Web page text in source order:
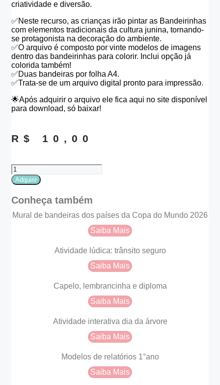
criatividade e diversão.
✅️Neste recurso, as crianças irão pintar as Bandeirinhas
com elementos tradicionais da cultura junina, tornando-
se protagonista na decoração do ambiente.
✅️O arquivo é composto por vinte modelos de imagens
dentro das bandeirinhas para colorir. Inclui opção já
colorida também!
✅️Duas bandeiras por folha A4.
✅️Trata-se de um arquivo digital pronto para impressão.
🌟Após adquirir o arquivo ele fica aqui no site disponível
para download, só baixar!
R$ 10,00
Oficina
de
bandeirinhas
junina
quantidade
Adquirir
Conheça também
Mural de bandeiras dos países da Copa do Mundo 2026
Saiba Mais
Atividade lúdica: trânsito seguro
Saiba Mais
Capelo, lembrancinha e diploma
Saiba Mais
Atividade interativa dia da árvore
Saiba Mais
Modelos de relatórios 1°ano
Saiba Mais